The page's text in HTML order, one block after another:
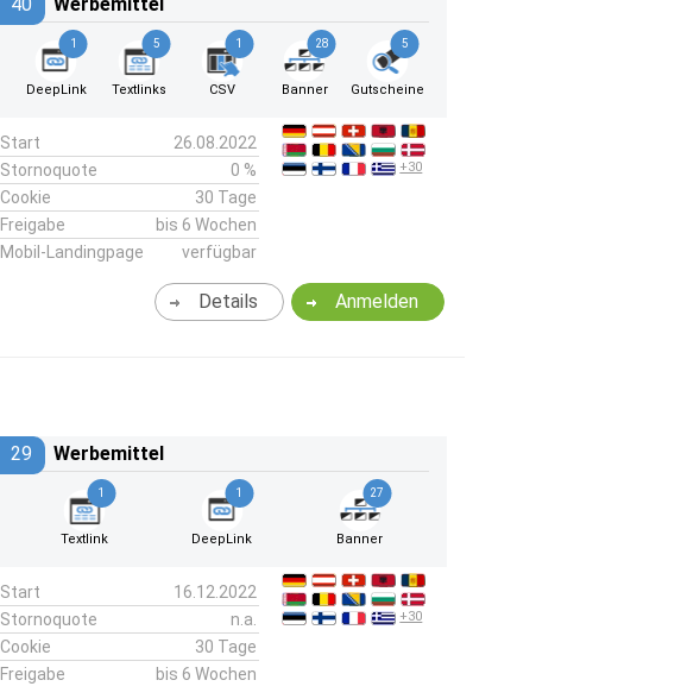
1
DeepLink
5
Textlinks
1
CSV
28
Banner
5
Gutscheine
Start
26.08.2022
Stornoquote
0 %
Cookie
30 Tage
Freigabe
bis 6 Wochen
Mobil-Landingpage
verfügbar
+30
Anmelden
Details
29 Werbemittel
1
Textlink
1
DeepLink
27
Banner
Start
16.12.2022
Stornoquote
n.a.
Cookie
30 Tage
Freigabe
bis 6 Wochen
+30